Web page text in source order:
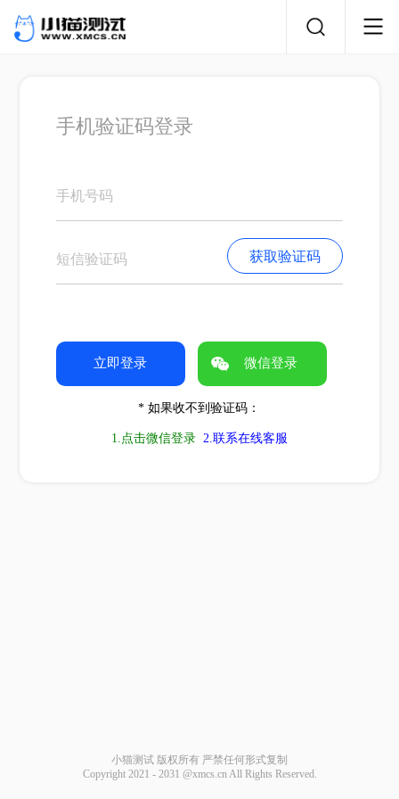
手机验证码登录
* 如果收不到验证码：
1.点击微信登录 2.联系在线客服
小猫测试 版权所有 严禁任何形式复制
Copyright 2021 - 2031 @xmcs.cn All Rights Reserved.